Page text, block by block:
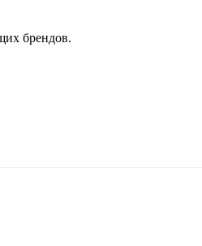
брендов.